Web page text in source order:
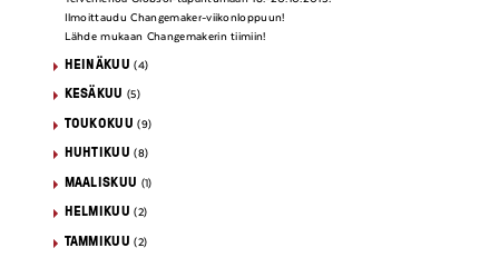
Ilmoittaudu Changemaker-viikonloppuun!
Lähde mukaan Changemakerin tiimiin!
HEINÄKUU (4)
KESÄKUU (5)
TOUKOKUU (9)
HUHTIKUU (8)
MAALISKUU (1)
HELMIKUU (2)
TAMMIKUU (2)